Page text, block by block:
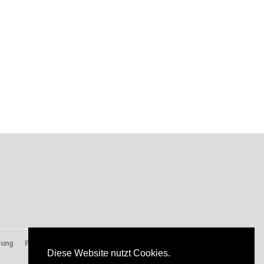
Diese Website nutzt Cookies.
Presse